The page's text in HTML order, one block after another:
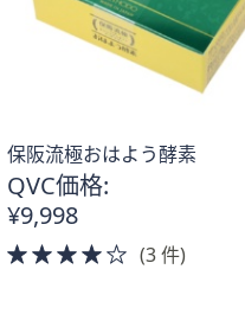
保阪流極おはよう酵素
QVC価格:
¥9,998
4.0
(3 件)